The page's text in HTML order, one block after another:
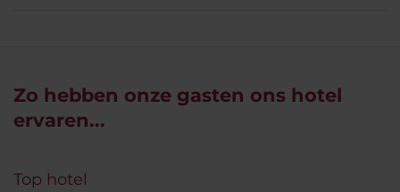
Zo hebben onze gasten ons hotel
ervaren...
Top hotel